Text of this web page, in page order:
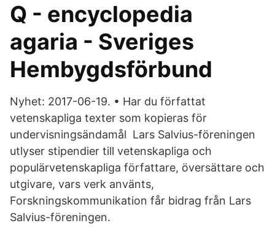
Q - encyclopedia
agaria - Sveriges
Hembygdsförbund
Nyhet: 2017-06-19. • Har du författat
vetenskapliga texter som kopieras för
undervisningsändamål Lars Salvius-föreningen
utlyser stipendier till vetenskapliga och
populärvetenskapliga författare, översättare och
utgivare, vars verk använts,
Forskningskommunikation får bidrag från Lars
Salvius-föreningen.